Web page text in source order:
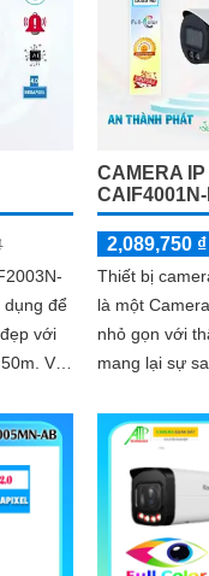
dụng để
với
Với
CAMERA
2,089,750 ₫
Thiết bị
là một
nhỏ gọn với
mang lại sự
bảo hình ảnh